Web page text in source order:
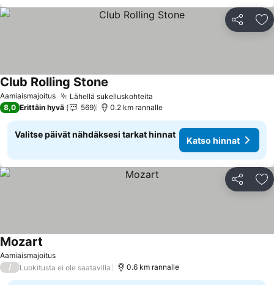
Jaa
Aamiaismajoitus Lähellä sukelluskohteita
Club Rolling Stone
8,0 Erittäin hyvä 569 0.2 km rannalle
Valitse päivät nähdäksesi tarkat hinnat
Katso hinnat
Jaa
Aamiaismajoitus
Mozart
/ Luokitusta ei ole saatavilla 0.6 km rannalle